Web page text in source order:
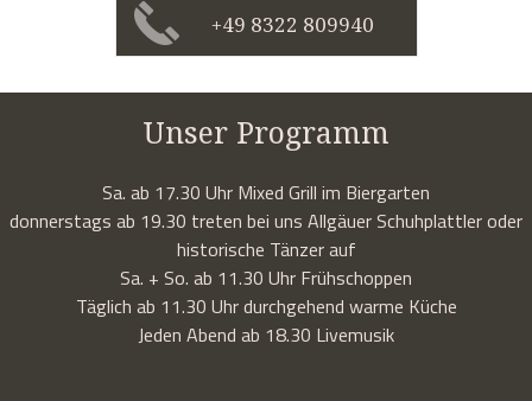
Unser Programm
Sa. ab 17.30 Uhr Mixed Grill im Biergarten
donnerstags ab 19.30 treten bei uns Allgäuer Schuhplattler oder
historische Tänzer auf
Sa. + So. ab 11.30 Uhr Frühschoppen
Täglich ab 11.30 Uhr durchgehend warme Küche
Jeden Abend ab 18.30 Livemusik
+49 8322 809940